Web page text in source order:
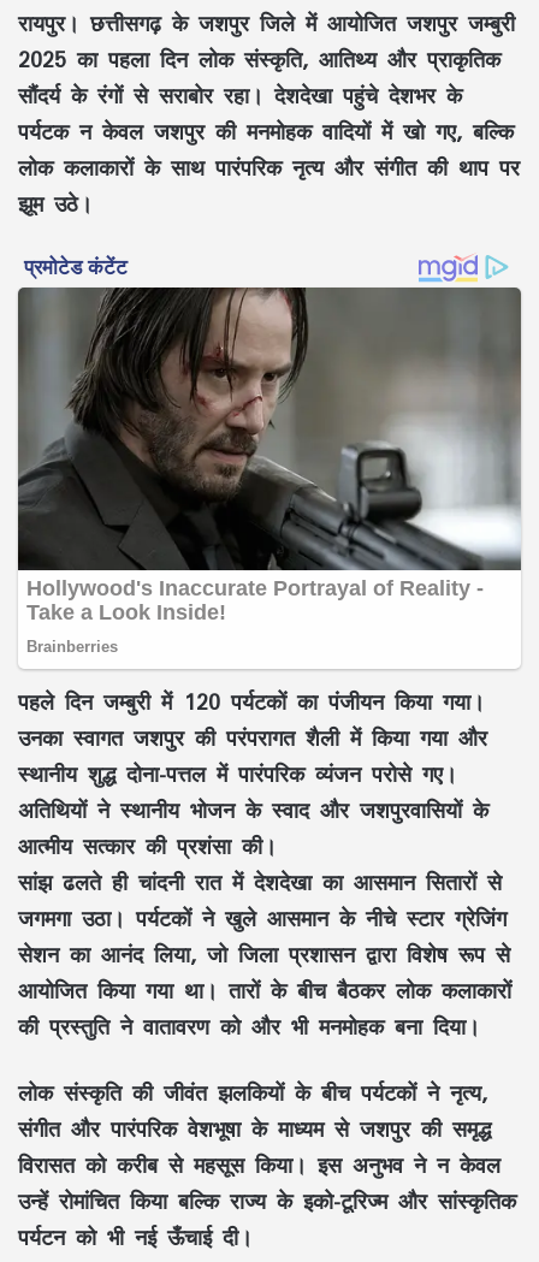
रायपुर। छत्तीसगढ़ के जशपुर जिले में आयोजित जशपुर जम्बुरी
2025 का पहला दिन लोक संस्कृति, आतिथ्य और प्राकृतिक
सौंदर्य के रंगों से सराबोर रहा। देशदेखा पहुंचे देशभर के
पर्यटक न केवल जशपुर की मनमोहक वादियों में खो गए, बल्कि
लोक कलाकारों के साथ पारंपरिक नृत्य और संगीत की थाप पर
झूम उठे।
पहले दिन जम्बुरी में 120 पर्यटकों का पंजीयन किया गया।
उनका स्वागत जशपुर की परंपरागत शैली में किया गया और
स्थानीय शुद्ध दोना-पत्तल में पारंपरिक व्यंजन परोसे गए।
अतिथियों ने स्थानीय भोजन के स्वाद और जशपुरवासियों के
आत्मीय सत्कार की प्रशंसा की।
सांझ ढलते ही चांदनी रात में देशदेखा का आसमान सितारों से
जगमगा उठा। पर्यटकों ने खुले आसमान के नीचे स्टार ग्रेजिंग
सेशन का आनंद लिया, जो जिला प्रशासन द्वारा विशेष रूप से
आयोजित किया गया था। तारों के बीच बैठकर लोक कलाकारों
की प्रस्तुति ने वातावरण को और भी मनमोहक बना दिया।
लोक संस्कृति की जीवंत झलकियों के बीच पर्यटकों ने नृत्य,
संगीत और पारंपरिक वेशभूषा के माध्यम से जशपुर की समृद्ध
विरासत को करीब से महसूस किया। इस अनुभव ने न केवल
उन्हें रोमांचित किया बल्कि राज्य के इको-टूरिज्म और सांस्कृतिक
पर्यटन को भी नई ऊँचाई दी।